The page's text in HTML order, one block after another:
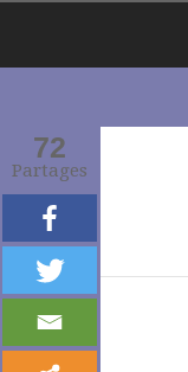
72
Partages